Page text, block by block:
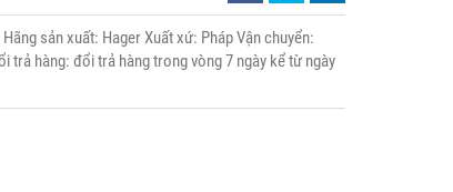
sản xuất: Hager Xuất xứ: Pháp Vận chuyển:
trả hàng: đổi trả hàng trong vòng 7 ngày kể từ ngày